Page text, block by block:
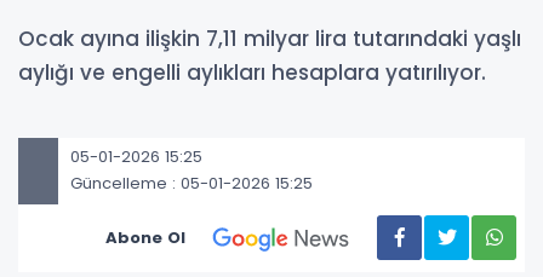
Ocak ayına ilişkin 7,11 milyar lira tutarındaki yaşlı
aylığı ve engelli aylıkları hesaplara yatırılıyor.
05-01-2026 15:25
Güncelleme : 05-01-2026 15:25
Abone Ol